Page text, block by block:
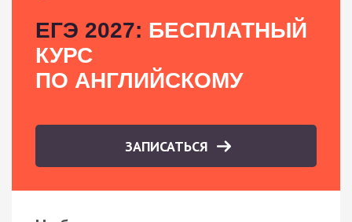
ЕГЭ 2027: БЕСПЛАТНЫЙ
КУРС
ПО АНГЛИЙСКОМУ
ЗАПИСАТЬСЯ